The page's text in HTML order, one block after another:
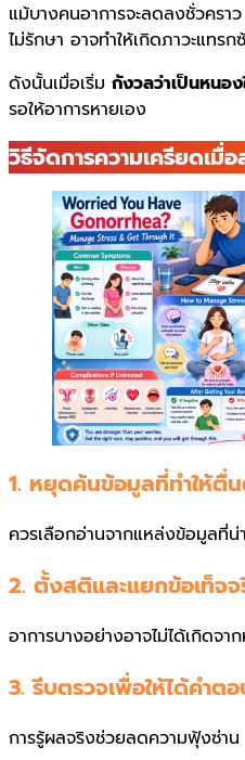
แม้บางคนอาการจะลดลงชั่วครา
ไม่รักษา อาจทำให้เกิดภาวะแทร
ดังนั้นเมื่อเริ่ม กังวลว่าเป็นหนอง
รอให้อาการหายเอง
วิธีจัดการความเครียดเมื่
1. หยุดค้นข้อมูลที่ทำให้ตื่น
ควรเลือกอ่านจากแหล่งข้อมูลที่น่
2. ตั้งสติและแยกข้อเท็จ
อาการบางอย่างอาจไม่ได้เกิดจา
3. รีบตรวจเพื่อให้ได้คำต
การรู้ผลจริงช่วยลดความฟุ้งซ่าน